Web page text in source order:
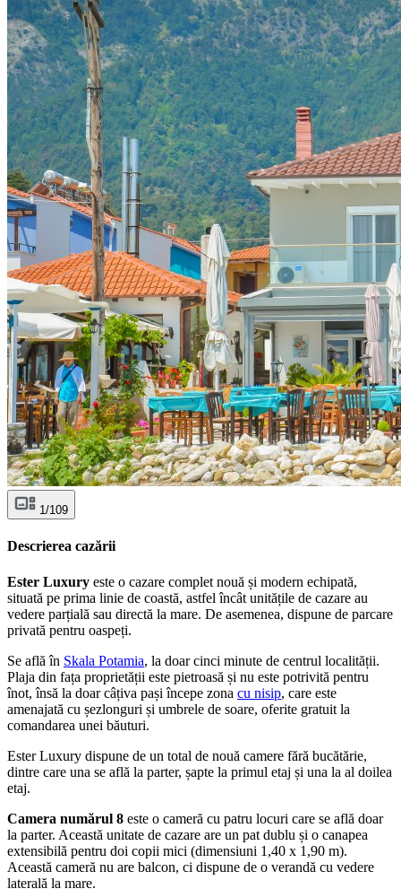
1/109
Descrierea cazării
Ester Luxury este o cazare complet nouă și modern echipată,
situată pe prima linie de coastă, astfel încât unitățile de cazare au
vedere parțială sau directă la mare. De asemenea, dispune de parcare
privată pentru oaspeți.
Se află în Skala Potamia, la doar cinci minute de centrul localității.
Plaja din fața proprietății este pietroasă și nu este potrivită pentru
înot, însă la doar câțiva pași începe zona cu nisip, care este
amenajată cu șezlonguri și umbrele de soare, oferite gratuit la
comandarea unei băuturi.
Ester Luxury dispune de un total de nouă camere fără bucătărie,
dintre care una se află la parter, șapte la primul etaj și una la al doilea
etaj.
Camera numărul 8 este o cameră cu patru locuri care se află doar
la parter. Această unitate de cazare are un pat dublu și o canapea
extensibilă pentru doi copii mici (dimensiuni 1,40 x 1,90 m).
Această cameră nu are balcon, ci dispune de o verandă cu vedere
laterală la mare.